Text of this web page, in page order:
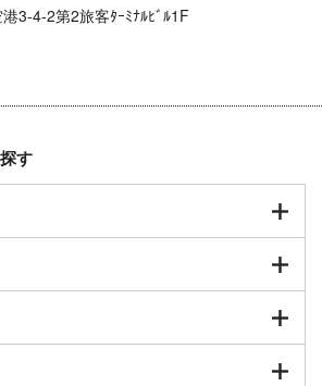
3-4-2第2旅客ﾀｰﾐﾅﾙﾋﾞﾙ1F
す